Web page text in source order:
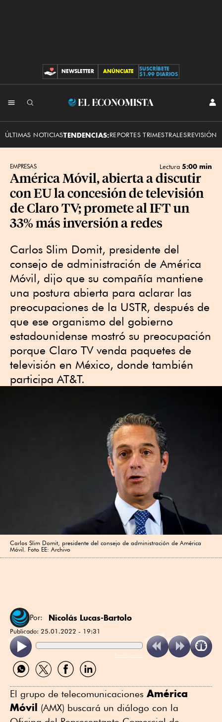
CONTRIBUCIONES
NEWSLETTER ANÚNCIATE
SUSCRÍBETE
$1.99 DIARIOS
El
ÚLTIMAS NOTICIASTENDENCIAS:REPORTES TRIMESTRALESREVISIÓN
EMPRESAS Lectura 5:00 min
América Móvil, abierta a discutir
con EU la concesión de televisión
de Claro TV; promete al IFT un
33% más inversión a redes
Carlos Slim Domit, presidente del
consejo de administración de América
Móvil, dijo que su compañía mantiene
una postura abierta para aclarar las
preocupaciones de la USTR, después de
que ese organismo del gobierno
estadounidense mostró su preocupación
porque Claro TV venda paquetes de
televisión en México, donde también
participa AT&T.
Carlos Slim Domit, presidente del consejo de administración de América
Móvil. Foto EE: Archivo
Por: Nicolás Lucas-Bartolo
Publicado: 25.01.2022 - 19:31
ReadSpeaker
Compartir
por
Compartir
por
Compartir
por
Compartir
por
El grupo de telecomunicaciones América
Móvil (AMX) buscará un diálogo con la